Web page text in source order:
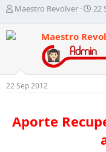
A
t
o
e
t
m
a
Maestro Revolver
F
h
a
d
e
n
c
i
22
Maestro
22 Sep 2012
Aporte